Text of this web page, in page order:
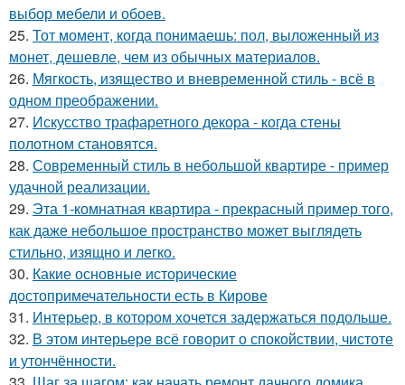
выбор мебели и обоев.
25. Тот момент, когда понимаешь: пол, выложенный из
монет, дешевле, чем из обычных материалов.
26. Мягкость, изящество и вневременной стиль - всё в
одном преображении.
27. Искусство трафаретного декора - когда стены
полотном становятся.
28. Современный стиль в небольшой квартире - пример
удачной реализации.
29. Эта 1-комнатная квартира - прекрасный пример того,
как даже небольшое пространство может выглядеть
стильно, изящно и легко.
30. Какие основные исторические
достопримечательности есть в Кирове
31. Интерьер, в котором хочется задержаться подольше.
32. В этом интерьере всё говорит о спокойствии, чистоте
и утончённости.